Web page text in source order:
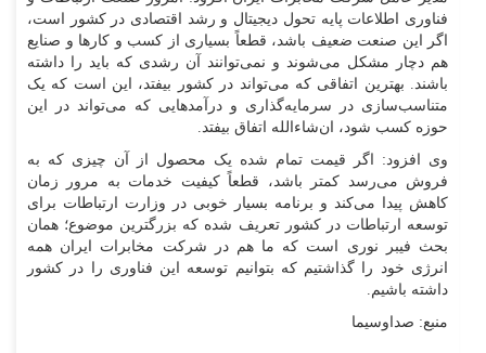
فناوری اطلاعات پایه تحول دیجیتال و رشد اقتصادی در کشور است،
اگر این صنعت ضعیف باشد، قطعاً بسیاری از کسب و کار‌ها و صنایع
هم دچار مشکل می‌شوند و نمی‌توانند آن رشدی که باید را داشته
باشند. بهترین اتفاقی که می‌تواند در کشور بیفتد، این است که یک
متناسب‌سازی در سرمایه‌گذاری و درآمد‌هایی که می‌تواند در این
حوزه کسب شود، ان‌شاءالله اتفاق بیفتد.
وی افزود: اگر قیمت تمام شده یک محصول از آن چیزی که به
فروش می‌رسد کمتر باشد، قطعاً کیفیت خدمات به مرور زمان
کاهش پیدا می‌کند و برنامه بسیار خوبی در وزارت ارتباطات برای
توسعه ارتباطات در کشور تعریف شده که بزرگترین موضوع؛ همان
بحث فیبر نوری است که ما هم در شرکت مخابرات ایران همه
انرژی خود را گذاشتیم که بتوانیم توسعه این فناوری را در کشور
داشته باشیم.
منبع: صداوسیما